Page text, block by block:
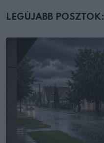
LEGÚJABB POSZTOK: